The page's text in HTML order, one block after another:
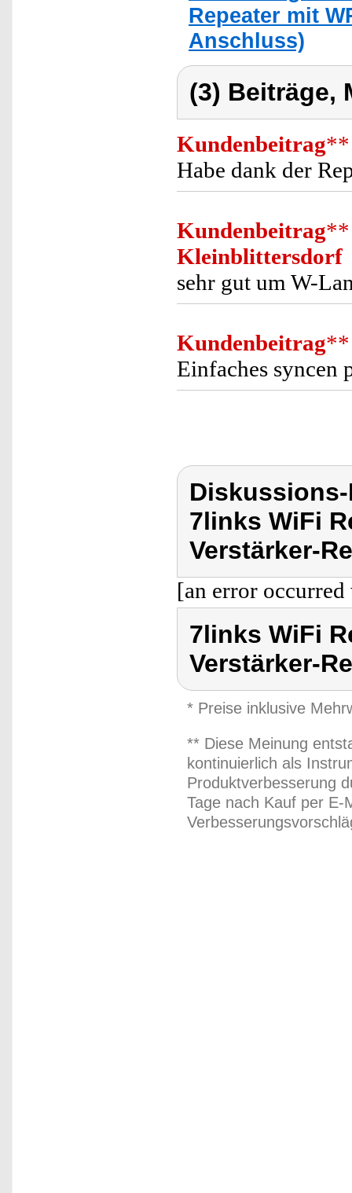
Repeater mit
Anschluss)
(3) Beiträge,
Kundenbeitrag**
Habe dank der
Kundenbeitrag**
Kleinblittersdorf
sehr gut um W-
Kundenbeitrag**
Einfaches syncen
7links WiFi
Verstärker-
[an error
7links WiFi
Verstärker-
* Preise inklusive
** Diese Meinung
kontinuierlich als
Produktverbesserung
Tage nach Kauf per E-